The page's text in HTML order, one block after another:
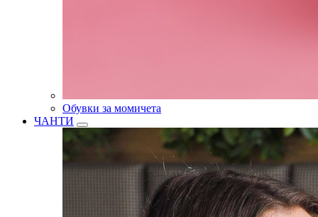
Обувки за момичета
ЧАНТИ